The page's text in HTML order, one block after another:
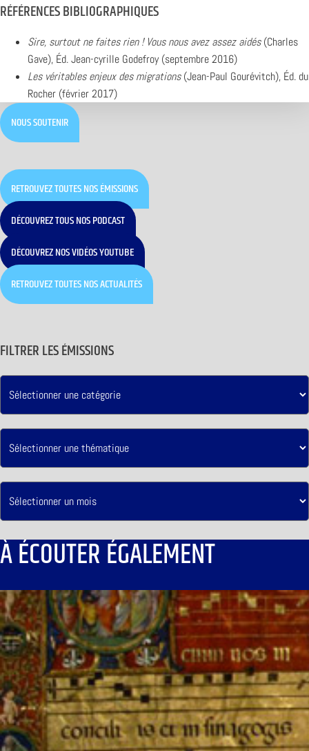
RÉFÉRENCES BIBLIOGRAPHIQUES
Sire, surtout ne faites rien ! Vous nous avez assez aidés(Charles
Gave), Éd. Jean-cyrille Godefroy (septembre 2016)
Les véritables enjeux des migrations(Jean-Paul Gourévitch), Éd. du
Rocher (février 2017)
NOUS SOUTENIR
RETROUVEZ TOUTES NOS ÉMISSIONS
DÉCOUVREZ TOUS NOS PODCAST
DÉCOUVREZ NOS VIDÉOS YOUTUBE
RETROUVEZ TOUTES NOS ACTUALITÉS
FILTRER LES ÉMISSIONS
À ÉCOUTER ÉGALEMENT